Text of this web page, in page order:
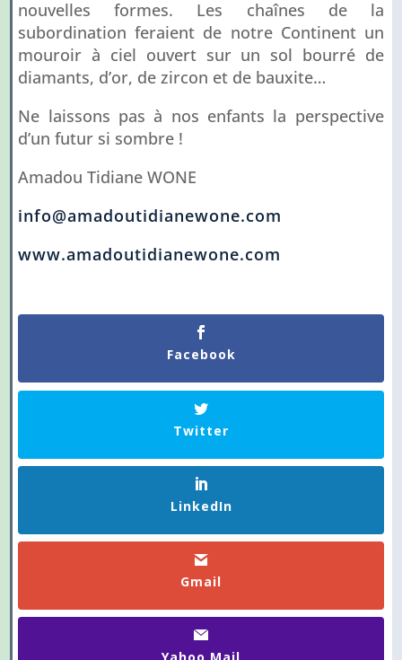
nouvelles formes. Les chaînes de la
subordination feraient de notre Continent un
mouroir à ciel ouvert sur un sol bourré de
diamants, d’or, de zircon et de bauxite…
Ne laissons pas à nos enfants la perspective
d’un futur si sombre !
Amadou Tidiane WONE
info@amadoutidianewone.com
www.amadoutidianewone.com
Facebook
Twitter
LinkedIn
Gmail